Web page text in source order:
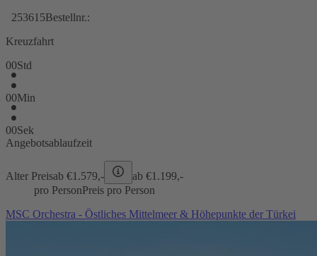
253615Bestellnr.:
Kreuzfahrt
00Std
00Min
00Sek
Angebotsablaufzeit
Alter Preisab €1.579,- ab €1.199,-
pro PersonPreis pro Person
MSC Orchestra - Östliches Mittelmeer & Höhepunkte der Türkei